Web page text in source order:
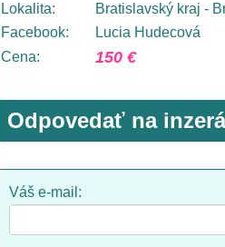
Lokalita:
Bratislavský kraj -
Facebook:
Lucia Hudecová
Cena:
150 €
Odpovedať na
Váš e-mail: